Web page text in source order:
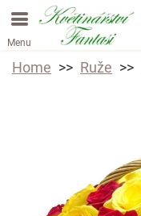
Menu
Home Ruže